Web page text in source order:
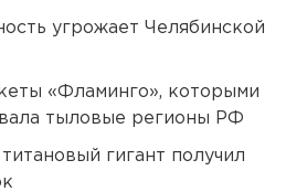
угрожает Челябинской
«Фламинго», которыми
тыловые регионы РФ
гигант получил